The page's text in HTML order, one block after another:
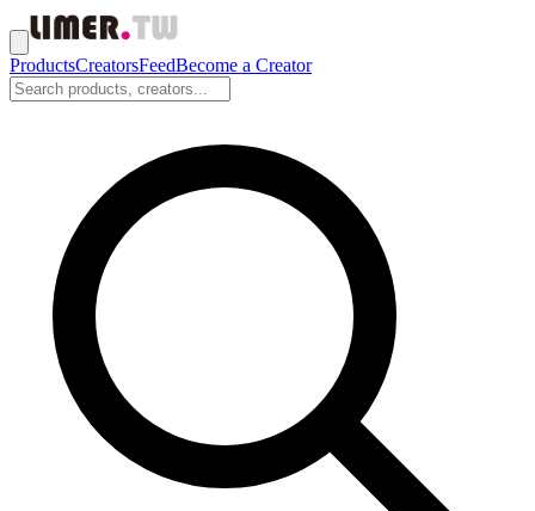
ProductsCreatorsFeedBecome a Creator